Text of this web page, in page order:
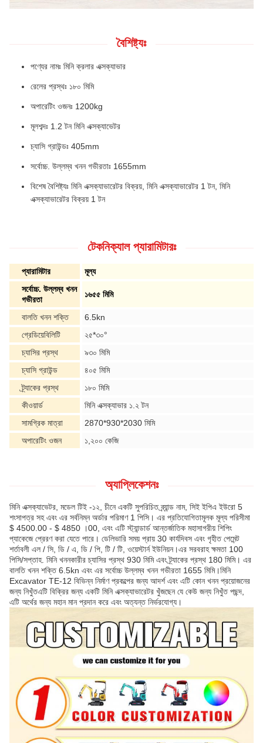
বৈশিষ্ট্যঃ
পণ্যের নামঃ মিনি ক্রলার এক্সক্যাভার
রেলের প্রস্থঃ ১৮০ মিমি
অপারেটিং ওজনঃ 1200kg
মূলশব্দঃ 1.2 টন মিনি এক্সক্যাভেটর
চ্যাসি গ্রাউন্ডঃ 405mm
সর্বোচ্চ. উল্লম্ব খনন গভীরতাঃ 1655mm
বিশেষ বৈশিষ্ট্যঃ মিনি এক্সক্যাভারেটর বিক্রয়, মিনি এক্সক্যাভারেটর 1 টন, মিনি
এক্সক্যাভারেটর বিক্রয় 1 টন
টেকনিক্যাল প্যারামিটারঃ
প্যারামিটার
মূল্য
সর্বোচ্চ. উল্লম্ব খনন
গভীরতা
১৬৫৫ মিমি
বালতি খনন শক্তি
6.5kn
গ্রেডিয়েবিলিটি
২৫*৩০°
চ্যাসির প্রস্থ
৯৩০ মিমি
চ্যাসি গ্রাউন্ড
৪০৫ মিমি
ট্র্যাকের প্রস্থ
১৮০ মিমি
কীওয়ার্ড
মিনি এক্সক্যাভার ১.২ টন
সামগ্রিক মাত্রা
2870*930*2030 মিমি
অপারেটিং ওজন
১,২০০ কেজি
অ্যাপ্লিকেশনঃ
মিনি এক্সক্যাভেটর, মডেল টিই -১২, চীনে একটি সুপরিচিত ব্র্যান্ড নাম, সিই ইপিএ ইউরো 5
শংসাপত্র সহ এবং এর সর্বনিম্ন অর্ডার পরিমাণ 1 পিসি। এর প্রতিযোগিতামূলক মূল্য পরিসীমা
$ 4500.00 - $ 4850 ।00, এবং এটি স্ট্যান্ডার্ড আন্তর্জাতিক মহাসাগরীয় শিপিং
প্যাকেজে প্রেরণ করা যেতে পারে। ডেলিভারি সময় প্রায় 30 কার্যদিবস এবং গৃহীত পেমেন্ট
শর্তাবলী এল / সি, ডি / এ, ডি / পি, টি / টি, ওয়েস্টার্ন ইউনিয়ন।এর সরবরাহ ক্ষমতা 100
পিসি/সপ্তাহ. মিনি খননকারীর চ্যাসির প্রস্থ 930 মিমি এবং ট্র্যাকের প্রস্থ 180 মিমি। এর
বালতি খনন শক্তি 6.5kn এবং এর সর্বোচ্চ উল্লম্ব খনন গভীরতা 1655 মিমি।মিনি
Excavator TE-12 বিভিন্ন নির্মাণ প্রকল্পের জন্য আদর্শ এবং এটি কোন খনন প্রয়োজনের
জন্য নিখুঁতএটি বিক্রির জন্য একটি মিনি এক্সক্যাভারেটর খুঁজছেন যে কেউ জন্য নিখুঁত পছন্দ,
এটি অর্থের জন্য মহান মান প্রদান করে এবং অত্যন্ত নির্ভরযোগ্য।